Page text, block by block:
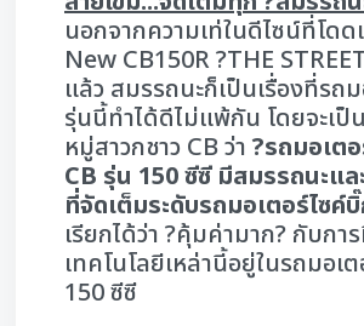
นอกจากความเท่ในดีไซน์ที่โดด
New CB150R ?THE
แล้ว สมรรถนะก็เป็นเรื่องที่รถ
รุ่นนี้ทำได้ดีไม่แพ้กัน โดยจะเ
หมู่สาวกชาว CB ว่า ?รถมอเต
CB รุ่น 150 ซีซี มีสมรรถนะแล
ที่จัดเต็มระดับรถมอเตอร์ไซค์
เรียกได้ว่า ?คุ้มค่ามาก? กับกา
เทคโนโลยีเหล่านี้อยู่ในรถมอเ
150 ซีซี